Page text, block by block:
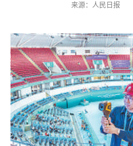
来源：人民日报